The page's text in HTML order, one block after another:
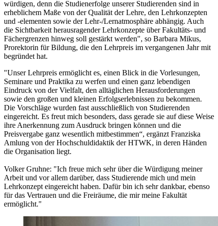
würdigen, denn die Studienerfolge unserer Studierenden sind in
erheblichem Maße von der Qualität der Lehre, den Lehrkonzepten
und -elementen sowie der Lehr-/Lernatmosphäre abhängig. Auch
die Sichtbarkeit herausragender Lehrkonzepte über Fakultäts- und
Fächergrenzen hinweg soll gestärkt werden", so Barbara Mikus,
Prorektorin für Bildung, die den Lehrpreis im vergangenen Jahr mit
begründet hat.
"Unser Lehrpreis ermöglicht es, einen Blick in die Vorlesungen,
Seminare und Praktika zu werfen und einen ganz lebendigen
Eindruck von der Vielfalt, den alltäglichen Herausforderungen
sowie den großen und kleinen Erfolgserlebnissen zu bekommen.
Die Vorschläge wurden fast ausschließlich von Studierenden
eingereicht. Es freut mich besonders, dass gerade sie auf diese Weise
ihre Anerkennung zum Ausdruck bringen können und die
Preisvergabe ganz wesentlich mitbestimmen“, ergänzt Franziska
Amlung von der Hochschuldidaktik der HTWK, in deren Händen
die Organisation liegt.
Volker Gruhne: "Ich freue mich sehr über die Würdigung meiner
Arbeit und vor allem darüber, dass Studierende mich und mein
Lehrkonzept eingereicht haben. Dafür bin ich sehr dankbar, ebenso
für das Vertrauen und die Freiräume, die mir meine Fakultät
ermöglicht."